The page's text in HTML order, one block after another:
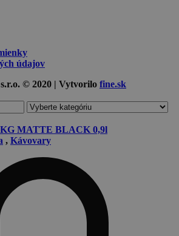
údajov
© 2020 | Vytvorilo fine.sk
MATTE BLACK 0,9l
, Kávovary